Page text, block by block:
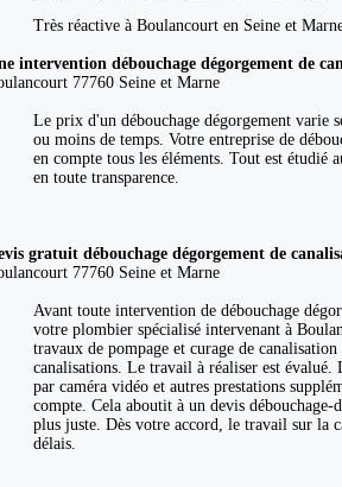
Très réactive à Boulancourt en Seine et
intervention débouchage dégorgement de
77760 Seine et Marne
Le prix d'un débouchage dégorgement varie
ou moins de temps. Votre entreprise de
en compte tous les éléments. Tout est
en toute transparence.
gratuit débouchage dégorgement de
77760 Seine et Marne
Avant toute intervention de débouchage
votre plombier spécialisé intervenant à
travaux de pompage et curage de
canalisations. Le travail à réaliser est évalué.
par caméra vidéo et autres prestations
compte. Cela aboutit à un devis
plus juste. Dès votre accord, le travail sur la
délais.